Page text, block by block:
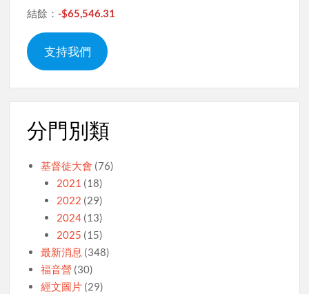
結餘：-$65,546.31
支持我們
分門別類
基督徒大會 (76)
2021 (18)
2022 (29)
2024(13)
2025 (15)
最新消息 (348)
福音營 (30)
經文圖片 (29)